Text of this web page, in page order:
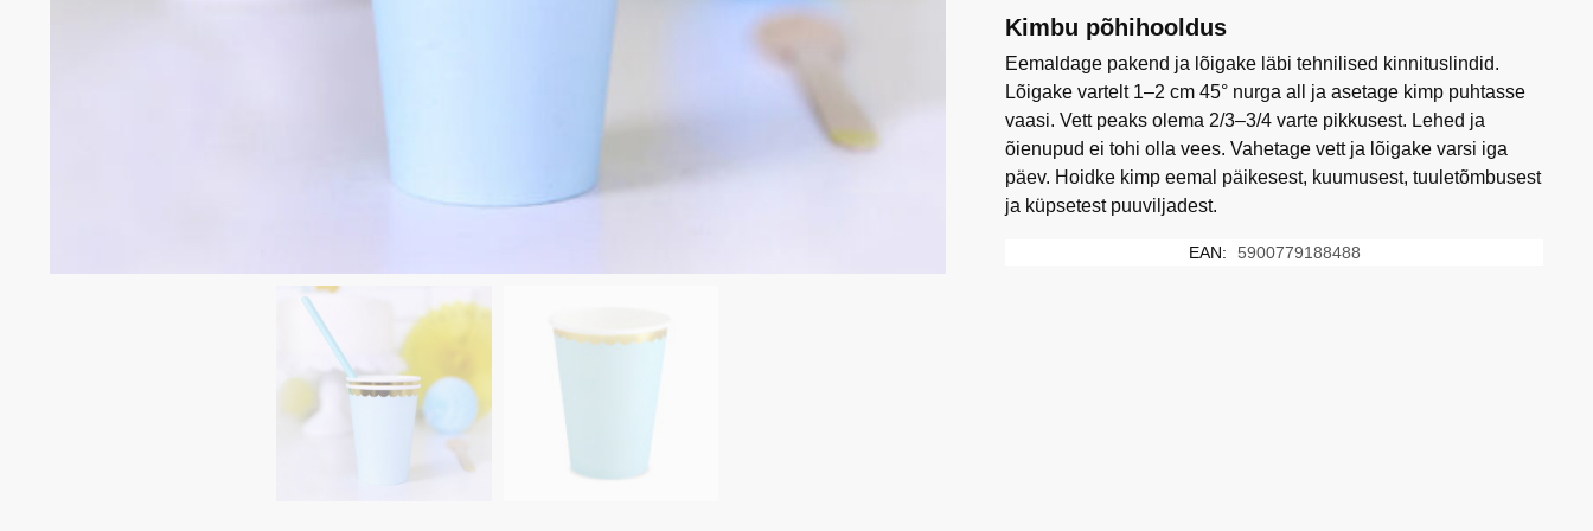
Kimbu põhihooldus
Eemaldage pakend ja lõigake läbi tehnilised kinnituslindid.
Lõigake vartelt 1–2 cm 45° nurga all ja asetage kimp puhtasse
vaasi. Vett peaks olema 2/3–3/4 varte pikkusest. Lehed ja
õienupud ei tohi olla vees. Vahetage vett ja lõigake varsi iga
päev. Hoidke kimp eemal päikesest, kuumusest, tuuletõmbusest
ja küpsetest puuviljadest.
EAN: 5900779188488